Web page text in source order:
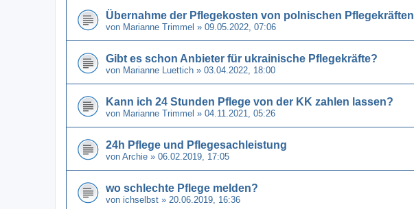
Übernahme der Pflegekosten von polnischen Pflegekräften
von Marianne Trimmel » 09.05.2022, 07:06
Gibt es schon Anbieter für ukrainische Pflegekräfte?
von Marianne Luettich » 03.04.2022, 18:00
Kann ich 24 Stunden Pflege von der KK zahlen lassen?
von Marianne Trimmel » 04.11.2021, 05:26
24h Pflege und Pflegesachleistung
von Archie » 06.02.2019, 17:05
wo schlechte Pflege melden?
von ichselbst » 20.06.2019, 16:36